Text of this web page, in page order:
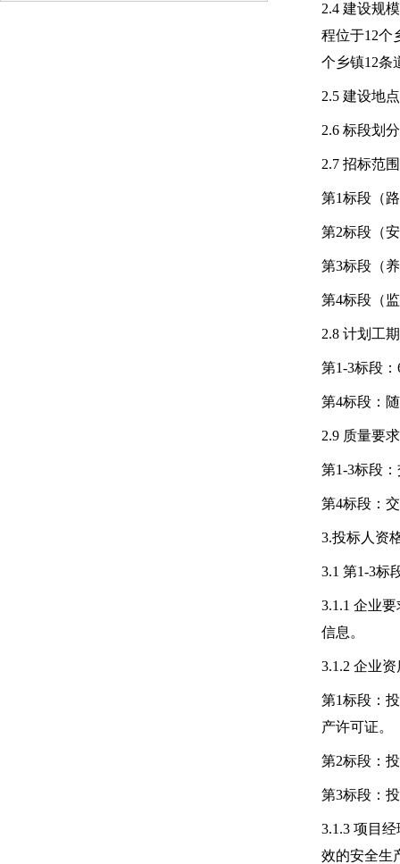
2.4 建设规
程位于12个
个乡镇12条
2.5 建设地
2.6 标段划
2.7 招标范
第1标段（
第2标段（
第3标段（
第4标段（
2.8 计划工
第1-3标段
第4标段：
2.9 质量要
第1-3标段
第4标段：
3.投标人资
3.1 第1-3标
3.1.1 企业
信息。
3.1.2 企业
第1标段：
产许可证。
第2标段：
第3标段：
3.1.3 项目
效的安全生